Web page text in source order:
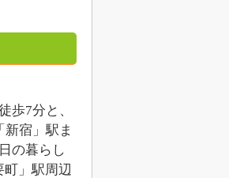
歩7分と、
宿」駅ま
の暮らし
」駅周辺